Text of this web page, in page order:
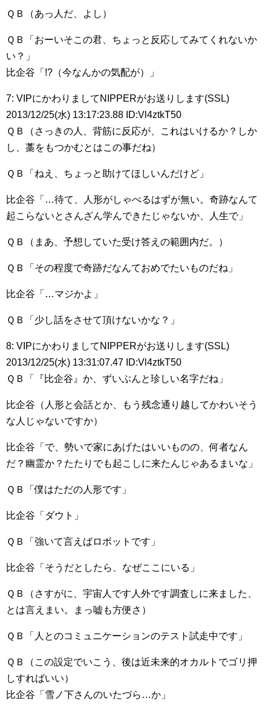
ＱＢ（あっ人だ、よし）
ＱＢ「おーいそこの君、ちょっと反応してみてくれないか
い？」
比企谷「!?（今なんかの気配が）」
7: VIPにかわりましてNIPPERがお送りします(SSL)
2013/12/25(水) 13:17:23.88 ID:Vl4ztkT50
ＱＢ（さっきの人、背筋に反応が、これはいけるか？しか
し、藁をもつかむとはこの事だね）
ＱＢ「ねえ、ちょっと助けてほしいんだけど」
比企谷「…待て、人形がしゃべるはずが無い。奇跡なんて
起こらないとさんざん学んできたじゃないか、人生で」
ＱＢ（まあ、予想していた受け答えの範囲内だ。）
ＱＢ「その程度で奇跡だなんておめでたいものだね」
比企谷「…マジかよ」
ＱＢ「少し話をさせて頂けないかな？」
8: VIPにかわりましてNIPPERがお送りします(SSL)
2013/12/25(水) 13:31:07.47 ID:Vl4ztkT50
ＱＢ「『比企谷』か、ずいぶんと珍しい名字だね」
比企谷（人形と会話とか、もう残念通り越してかわいそう
な人じゃないですか）
比企谷「で、勢いで家にあげたはいいものの、何者なん
だ？幽霊か？たたりでも起こしに来たんじゃあるまいな」
ＱＢ「僕はただの人形です」
比企谷「ダウト」
ＱＢ「強いて言えばロボットです」
比企谷「そうだとしたら、なぜここにいる」
ＱＢ（さすがに、宇宙人です人外です調査しに来ました、
とは言えまい。まっ嘘も方便さ）
ＱＢ「人とのコミュニケーションのテスト試走中です」
ＱＢ（この設定でいこう、後は近未来的オカルトでゴリ押
しすればいい）
比企谷「雪ノ下さんのいたづら…か」